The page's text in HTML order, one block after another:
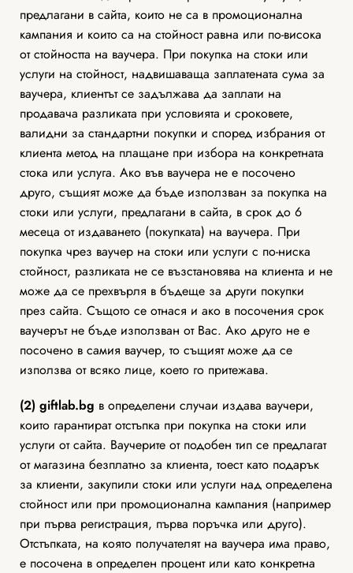
предлагани в сайта, които не са в промоционална
кампания и които са на стойност равна или по-висока
от стойността на ваучера. При покупка на стоки или
услуги на стойност, надвишаваща заплатената сума за
ваучера, клиентът се задължава да заплати на
продавача разликата при условията и сроковете,
валидни за стандартни покупки и според избрания от
клиента метод на плащане при избора на конкретната
стока или услуга. Ако във ваучера не е посочено
друго, същият може да бъде използван за покупка на
стоки или услуги, предлагани в сайта, в срок до 6
месеца от издаването (покупката) на ваучера. При
покупка чрез ваучер на стоки или услуги с по-ниска
стойност, разликата не се възстановява на клиента и не
може да се прехвърля в бъдеще за други покупки
през сайта. Същото се отнася и ако в посочения срок
ваучерът не бъде използван от Вас. Ако друго не е
посочено в самия ваучер, то същият може да се
използва от всяко лице, което го притежава.
(2) giftlab.bg в определени случаи издава ваучери,
които гарантират отстъпка при покупка на стоки или
услуги от сайта. Ваучерите от подобен тип се предлагат
от магазина безплатно за клиента, тоест като подарък
за клиенти, закупили стоки или услуги над определена
стойност или при промоционална кампания (например
при първа регистрация, първа поръчка или друго).
Отстъпката, на която получателят на ваучера има право,
е посочена в определен процент или като конкретна